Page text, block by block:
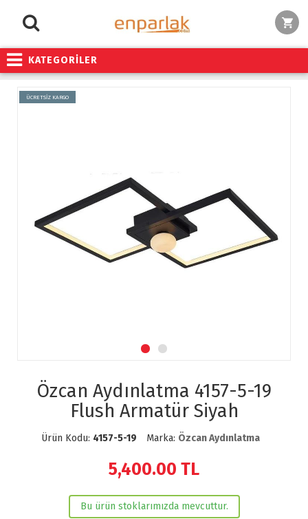
KATEGORİLER
ÜCRETSİZ KARGO
Özcan Aydınlatma 4157-5-19
Flush Armatür Siyah
Ürün Kodu: 4157-5-19 Marka: Özcan Aydınlatma
5,400.00 TL
Bu ürün stoklarımızda mevcuttur.